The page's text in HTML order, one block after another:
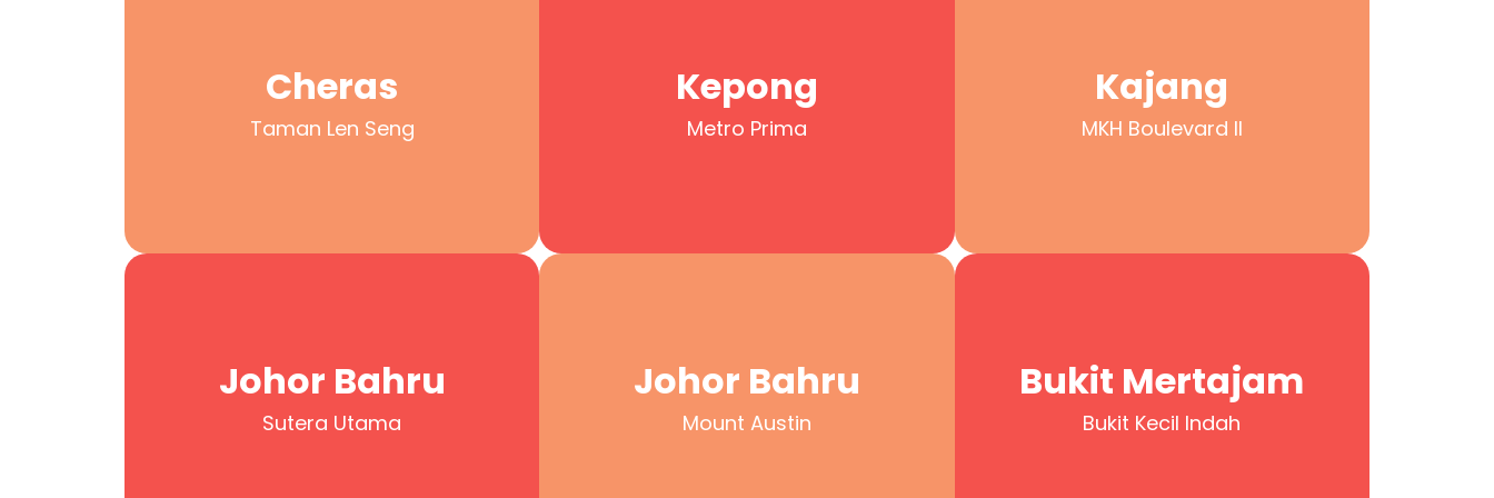
Cheras
Taman Len Seng
Cheras
Taman Len Seng Kepong
Metro Prima
Kepong
Metro Prima Kajang
MKH Boulevard II
Kajang
MKH Boulevard II
Johor Bahru
Sutera Utama
Johor Bahru
Sutera Utama Johor Bahru
Mount Austin
Johor Bahru
Mount Austin Bukit Mertajam
Bukit Kecil Indah
Bukit Mertajam
Bukit Kecil Indah